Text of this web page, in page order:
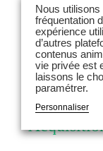
Fusions - Acquisitions et
Droit des
Karim
sein du
Nous
fréquentation
expérience
d’autres
contenus
vie privée est
laissons le
paramétrer.
Personnaliser